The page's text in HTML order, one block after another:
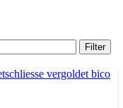
Filter